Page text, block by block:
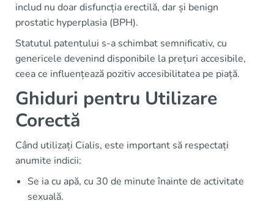
includ nu doar disfuncția erectilă, dar și benign
prostatic hyperplasia (BPH).
Statutul patentului s-a schimbat semnificativ, cu
genericele devenind disponibile la prețuri accesibile,
ceea ce influențează pozitiv accesibilitatea pe piață.
Ghiduri pentru Utilizare
Corectă
Când utilizați Cialis, este important să respectați
anumite indicii:
Se ia cu apă, cu 30 de minute înainte de activitate
sexuală.